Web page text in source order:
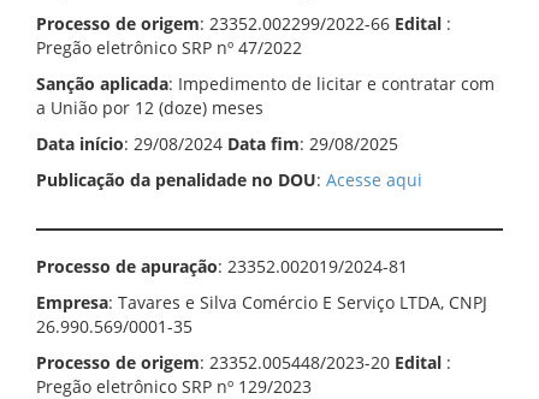
Processo de origem: 23352.002299/2022-66 Edital :
Pregão eletrônico SRP nº 47/2022
Sanção aplicada: Impedimento de licitar e contratar com
a União por 12 (doze) meses
Data início: 29/08/2024 Data fim: 29/08/2025
Publicação da penalidade no DOU: Acesse aqui
Processo de apuração: 23352.002019/2024-81
Empresa: Tavares e Silva Comércio E Serviço LTDA, CNPJ
26.990.569/0001-35
Processo de origem: 23352.005448/2023-20 Edital :
Pregão eletrônico SRP nº 129/2023